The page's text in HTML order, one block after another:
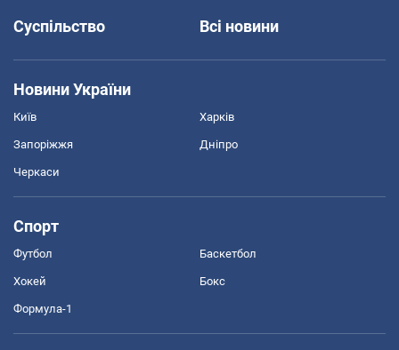
Суспільство
Всі новини
Новини України
Київ Харків
Запоріжжя Дніпро
Черкаси
Спорт
Футбол Баскетбол
Хокей Бокс
Формула-1